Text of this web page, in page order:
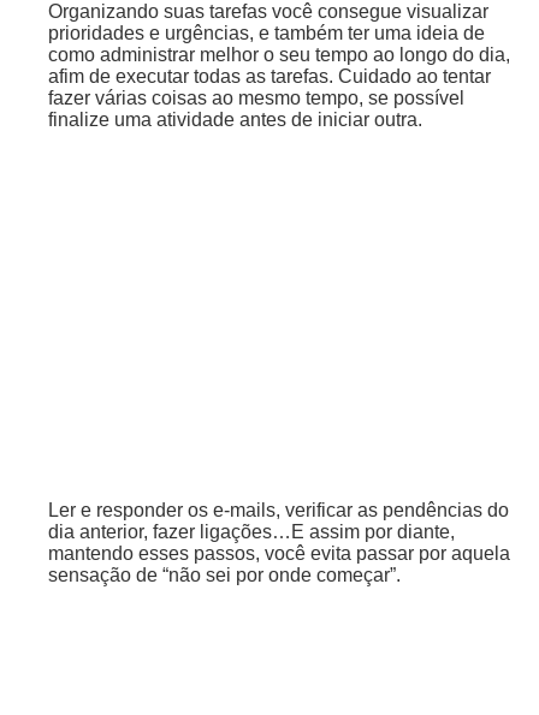
Organizando suas tarefas você consegue visualizar
prioridades e urgências, e também ter uma ideia de
como administrar melhor o seu tempo ao longo do dia,
afim de executar todas as tarefas. Cuidado ao tentar
fazer várias coisas ao mesmo tempo, se possível
finalize uma atividade antes de iniciar outra.
Ler e responder os e-mails, verificar as pendências do
dia anterior, fazer ligações…E assim por diante,
mantendo esses passos, você evita passar por aquela
sensação de “não sei por onde começar”.